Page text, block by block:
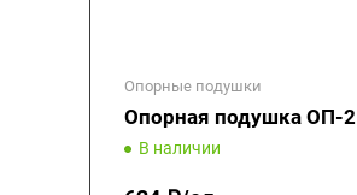
Опорные подушки
Опорная подушка ОП-2
В наличии